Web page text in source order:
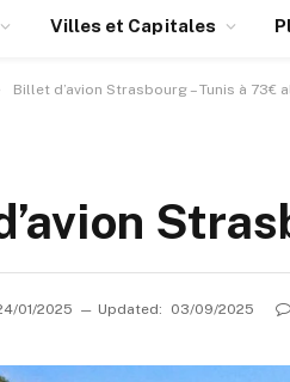
Villes et Capitales
Billet d’avion Strasbourg – Tunis à 73€
01/2025 Updated: 03/09/2025